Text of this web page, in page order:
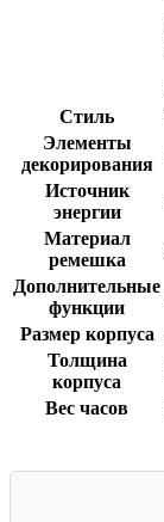
Стиль
Элементы
декорирования
Источник
энергии
Материал
ремешка
Дополнительные
функции
Размер корпуса
Толщина
корпуса
Вес часов